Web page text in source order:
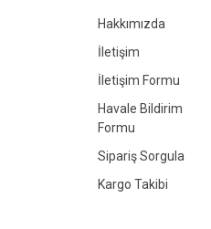
Hakkımızda
İletişim
İletişim Formu
Havale Bildirim
Formu
Sipariş Sorgula
Kargo Takibi